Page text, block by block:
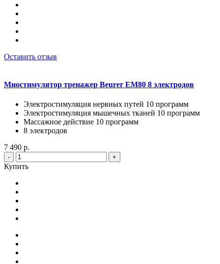
Оставить отзыв
Миостимулятор тренажер Beurer EM80 8 электродов
Электростимуляция нервных путей 10 программ
Электростимуляция мышечных тканей 10 программ
Массажное действие 10 программ
8 электродов
7 490 р.
- +
Купить